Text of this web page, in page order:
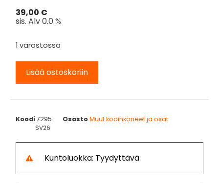
39,00 €
sis. Alv 0.0 %
1 varastossa
Lisää ostoskoriin
Koodi7295 OsastoMuut kodinkoneet ja osat
SV26
Kuntoluokka: Tyydyttävä